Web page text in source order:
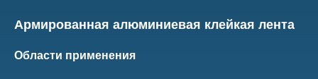
Армированная алюминиевая клейкая лента
Области применения